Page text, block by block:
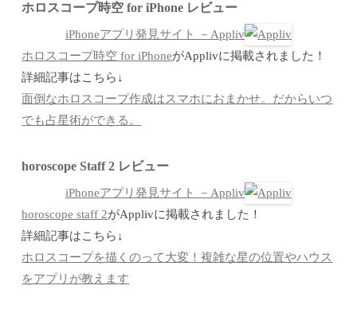
ホロスコープ時空 for iPhone レビュー
iPhoneアプリ発見サイト －Appliv
ホロスコープ時空 for iPhoneがApplivに掲載されました！
詳細記事はこちら↓
面倒なホロスコープ作成はスマホにおまかせ。だからいつ
でも占星術ができる。
horoscope Staff 2 レビュー
iPhoneアプリ発見サイト －Appliv
horoscope staff 2がApplivに掲載されました！
詳細記事はこちら↓
ホロスコープを描くのって大変！複雑な星の位置やハウス
をアプリが教えます